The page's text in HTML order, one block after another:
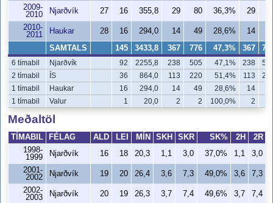
2009-
2010
Njarðvík 27 16 355,8 29 80 36,3% 29
2010-
2011
Haukar 28 16 294,0 14 49 28,6% 14
SAMTALS 145 3433,8 367 776 47,3% 367
6 tímabil Njarðvík 92 2255,8 238 505 47,1% 238
2 tímabil
ÍS 36 864,0 113 220 51,4% 113
1 tímabil
Haukar 16 294,0 14 49 28,6% 14
1 tímabil
Valur 1 20,0 2 2 100,0% 2
Meðaltöl
TÍMABIL FÉLAG ALD LEI MÍN SKH SKR SK% 2H
2R
1998-
1999
Njarðvík 16 18 20,3 1,1 3,0 37,0% 1,1
3,0
2001-
2002
Njarðvík 19 20 26,4 3,6 7,3 49,0% 3,6
7,3
2002-
2003
Njarðvík 20 19 26,3 3,7 7,4 49,6% 3,7
7,4